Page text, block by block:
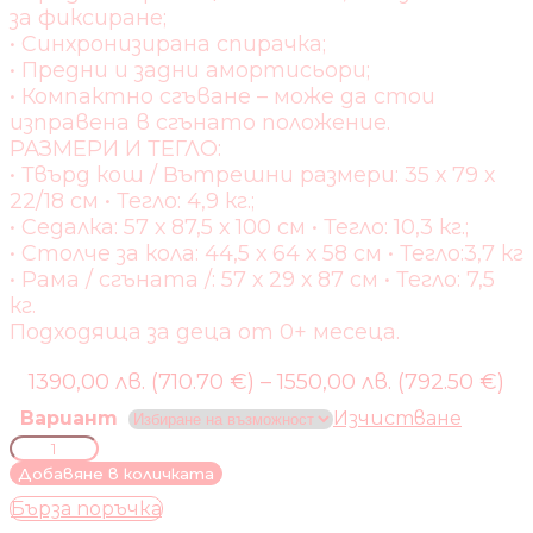
за фиксиране;
• Синхронизирана спирачка;
• Предни и задни амортисьори;
• Компактно сгъване – може да стои
изправена в сгънато положение.
РАЗМЕРИ И ТЕГЛО:
• Твърд кош / Вътрешни размери: 35 х 79 х
22/18 см • Тегло: 4,9 кг.;
• Седалка: 57 х 87,5 х 100 см • Тегло: 10,3 кг.;
• Столче за кола: 44,5 х 64 х 58 см • Тегло:3,7 кг
• Рама / сгъната /: 57 х 29 х 87 см • Тегло: 7,5
кг.
Подходяща за деца от 0+ месеца.
1390,00 лв. (710.70 €) – 1550,00 лв. (792.50 €)
Вариант
Изчистване
количество
за
БЕБЕШКА
КОЛИЧКА
Добавяне в количката
Бърза поръчка